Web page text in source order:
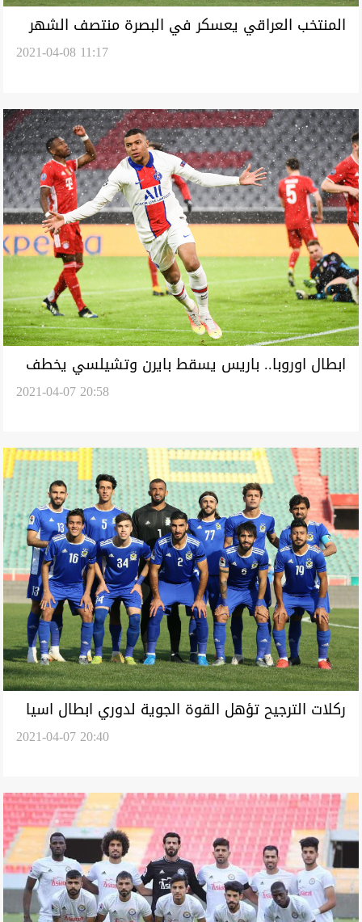
المنتخب العراقي يعسكر في البصرة منتصف الشهر
2021-04-08 11:17
ابطال اوروبا.. باريس يسقط بايرن وتشيلسي يخطف
2021-04-07 20:58
ركلات الترجيح تؤهل القوة الجوية لدوري ابطال اسيا
2021-04-07 20:40